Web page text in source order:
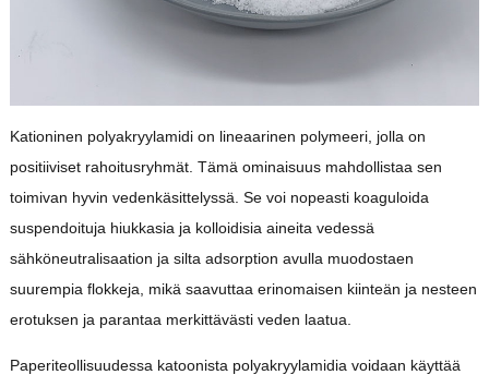
Kationinen polyakryylamidi on lineaarinen polymeeri, jolla on
positiiviset rahoitusryhmät. Tämä ominaisuus mahdollistaa sen
toimivan hyvin vedenkäsittelyssä. Se voi nopeasti koaguloida
suspendoituja hiukkasia ja kolloidisia aineita vedessä
sähköneutralisaation ja silta adsorption avulla muodostaen
suurempia flokkeja, mikä saavuttaa erinomaisen kiinteän ja nesteen
erotuksen ja parantaa merkittävästi veden laatua.
Paperiteollisuudessa katoonista polyakryylamidia voidaan käyttää